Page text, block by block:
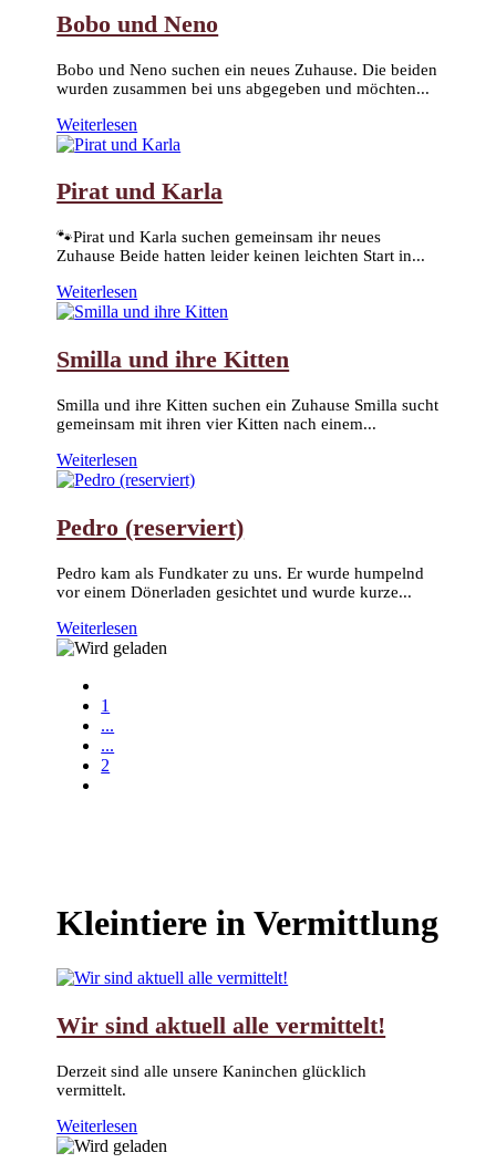
Bobo und Neno
Bobo und Neno suchen ein neues Zuhause. Die beiden
wurden zusammen bei uns abgegeben und möchten...
Weiterlesen
Pirat und Karla
🐾Pirat und Karla suchen gemeinsam ihr neues
Zuhause Beide hatten leider keinen leichten Start in...
Weiterlesen
Smilla und ihre Kitten
Smilla und ihre Kitten suchen ein Zuhause Smilla sucht
gemeinsam mit ihren vier Kitten nach einem...
Weiterlesen
Pedro (reserviert)
Pedro kam als Fundkater zu uns. Er wurde humpelnd
vor einem Dönerladen gesichtet und wurde kurze...
Weiterlesen
1
...
...
2
Kleintiere in Vermittlung
Wir sind aktuell alle vermittelt!
Derzeit sind alle unsere Kaninchen glücklich
vermittelt.
Weiterlesen